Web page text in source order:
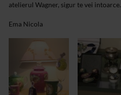
atelierul Wagner, sigur te vei intoarce.
Ema Nicola